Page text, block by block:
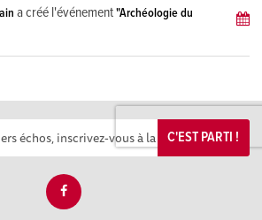
a créé l'événement"Archéologie du
C'EST PARTI !